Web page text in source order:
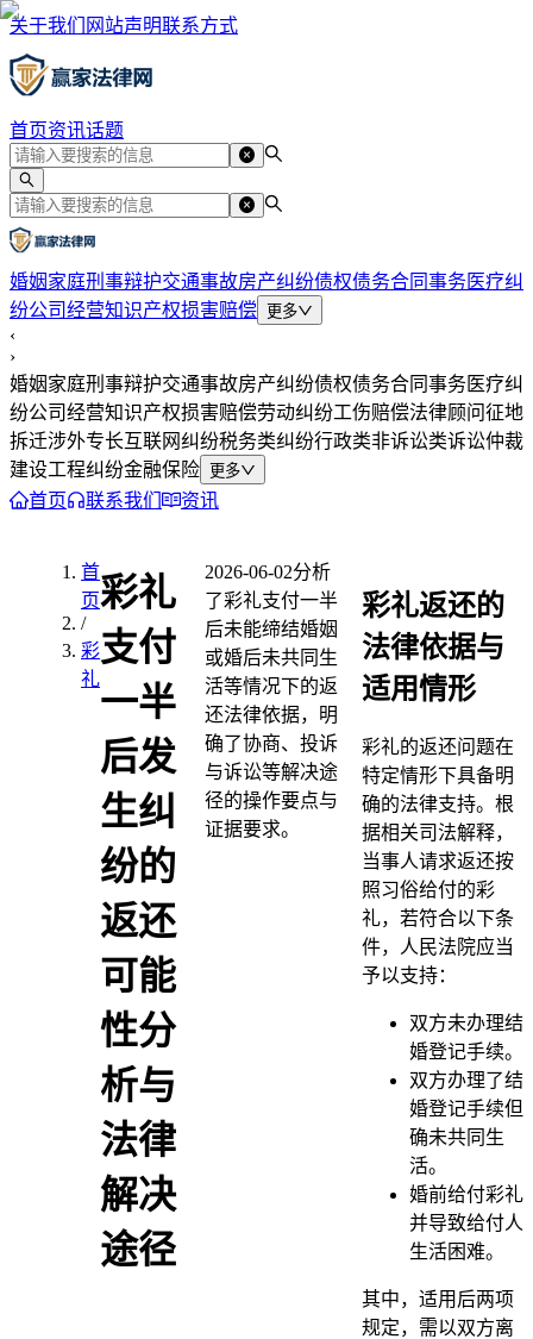
关于我们 网站声明联系方式
首页资讯话题
婚姻家庭刑事辩护交通事故房产纠纷债权债务合同事务医疗纠
纷公司经营知识产权损害赔偿 更多
‹
›
婚姻家庭刑事辩护交通事故房产纠纷债权债务合同事务医疗纠
纷公司经营知识产权损害赔偿劳动纠纷工伤赔偿法律顾问征地
拆迁涉外专长互联网纠纷税务类纠纷行政类非诉讼类诉讼仲裁
建设工程纠纷金融保险 更多
首页 联系我们 资讯
首
页
/
彩
礼
彩礼
支付
一半
后发
生纠
纷的
返还
可能
性分
析与
法律
解决
途径
2026-06-02分析
了彩礼支付一半
后未能缔结婚姻
或婚后未共同生
活等情况下的返
还法律依据，明
确了协商、投诉
与诉讼等解决途
径的操作要点与
证据要求。
彩礼返还的
法律依据与
适用情形
彩礼的返还问题在
特定情形下具备明
确的法律支持。根
据相关司法解释，
当事人请求返还按
照习俗给付的彩
礼，若符合以下条
件，人民法院应当
予以支持：
双方未办理结
婚登记手续。
双方办理了结
婚登记手续但
确未共同生
活。
婚前给付彩礼
并导致给付人
生活困难。
其中，适用后两项
规定，需以双方离